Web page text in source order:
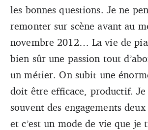
les bonnes questions. Je ne
remonter sur scène avant au
novembre 2012… La vie de
bien sûr une passion tout
un métier. On subit une
doit être efficace, productif. Je
souvent des engagements deux
et c’est un mode de vie que je